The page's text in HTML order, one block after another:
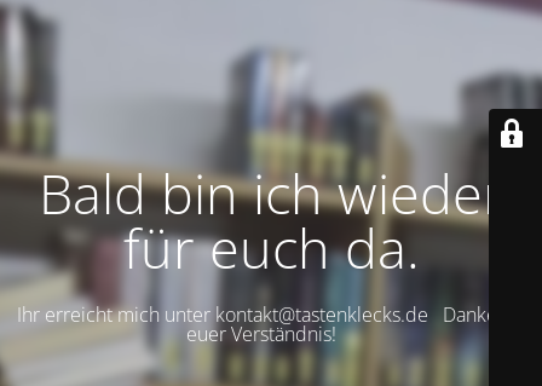
Bald bin ich wieder
für euch da.
Ihr erreicht mich unter kontakt@tastenklecks.de Danke für
euer Verständnis!